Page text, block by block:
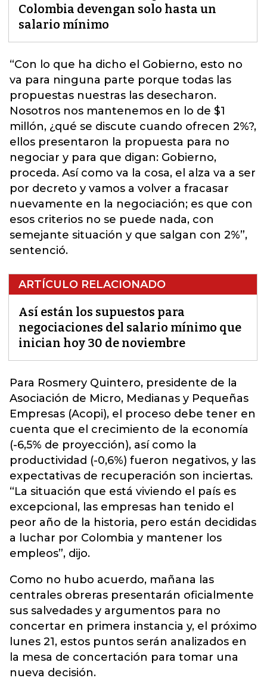
Colombia devengan solo hasta un
salario mínimo
“Con lo que ha dicho el Gobierno, esto no
va para ninguna parte porque todas las
propuestas nuestras las desecharon.
Nosotros nos mantenemos en lo de $1
millón, ¿qué se discute cuando ofrecen 2%?,
ellos presentaron la propuesta para no
negociar y para que digan: Gobierno,
proceda. Así como va la cosa, el alza va a ser
por decreto y vamos a volver a fracasar
nuevamente en la negociación; es que con
esos criterios no se puede nada, con
semejante situación y que salgan con 2%”,
sentenció.
ARTÍCULO RELACIONADO
Así están los supuestos para
negociaciones del salario mínimo que
inician hoy 30 de noviembre
Para Rosmery Quintero, presidente de la
Asociación de Micro, Medianas y Pequeñas
Empresas (Acopi), el proceso debe tener en
cuenta que el crecimiento de la economía
(-6,5% de proyección), así como la
productividad (-0,6%) fueron negativos, y las
expectativas de recuperación son inciertas.
“La situación que está viviendo el país es
excepcional, las empresas han tenido el
peor año de la historia, pero están decididas
a luchar por Colombia y mantener los
empleos”, dijo.
Como no hubo acuerdo, mañana las
centrales obreras presentarán oficialmente
sus salvedades y argumentos para no
concertar en primera instancia y, el próximo
lunes 21, estos puntos serán analizados en
la mesa de concertación para tomar una
nueva decisión.